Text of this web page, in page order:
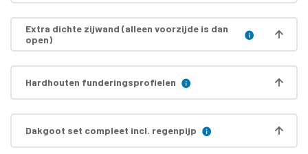
Extra dichte zijwand (alleen voorzijde is dan
open)
Hardhouten funderingsprofielen
Dakgoot set compleet incl. regenpijp